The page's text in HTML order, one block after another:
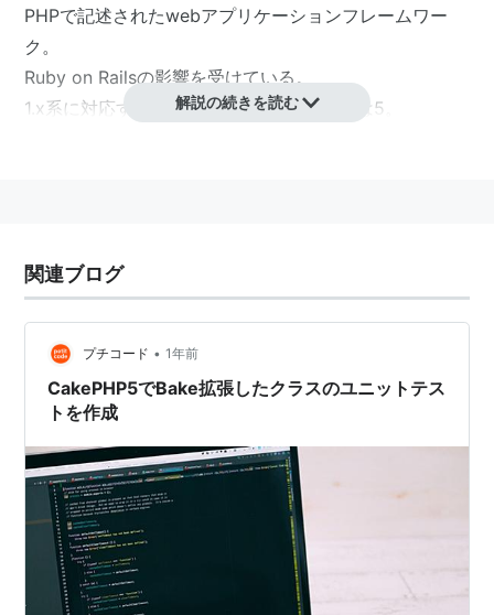
PHPで記述されたwebアプリケーションフレームワー
ク。
Ruby on Railsの影響を受けている。
1.x系に対応するPHPのバージョンは4または5。
ージョンは5.2.8以上である。
解説の続きを読む
関連ブログ
プチコード • 1年前
CakePHP5でBake拡張したクラスのユニットテス
トを作成